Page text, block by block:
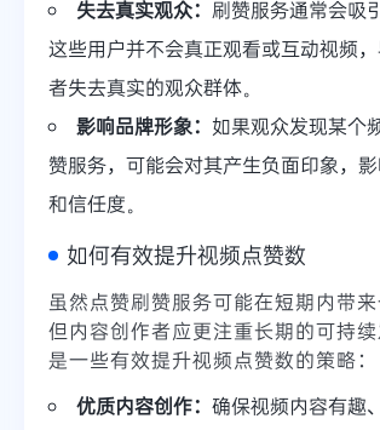
失去真实观众： 刷赞服务通常会吸
这些用户并不会真正观看或互动视频
者失去真实的观众群体。
影响品牌形象： 如果观众发现某个
赞服务，可能会对其产生负面印象，
和信任度。
如何有效提升视频点赞数
虽然点赞刷赞服务可能在短期内带来
但内容创作者应更注重长期的可持
是一些有效提升视频点赞数的策略：
优质内容创作： 确保视频内容有趣